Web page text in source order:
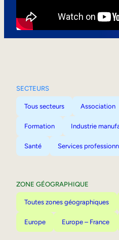
SECTEURS
Tous secteurs Association
Formation Industrie
Santé Services
ZONE GÉOGRAPHIQUE
Toutes zones géographiques
Europe Europe – France